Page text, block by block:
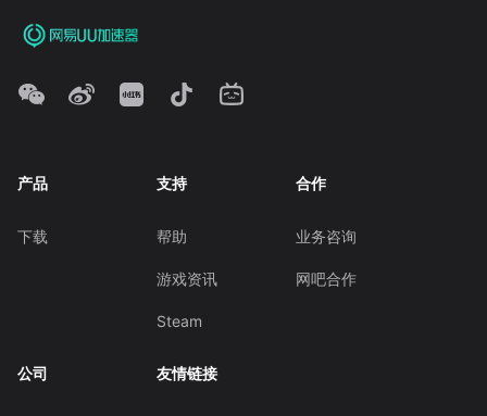
产品
下载
支持
帮助
游戏资讯
Steam
合作
业务咨询
网吧合作
公司 友情链接